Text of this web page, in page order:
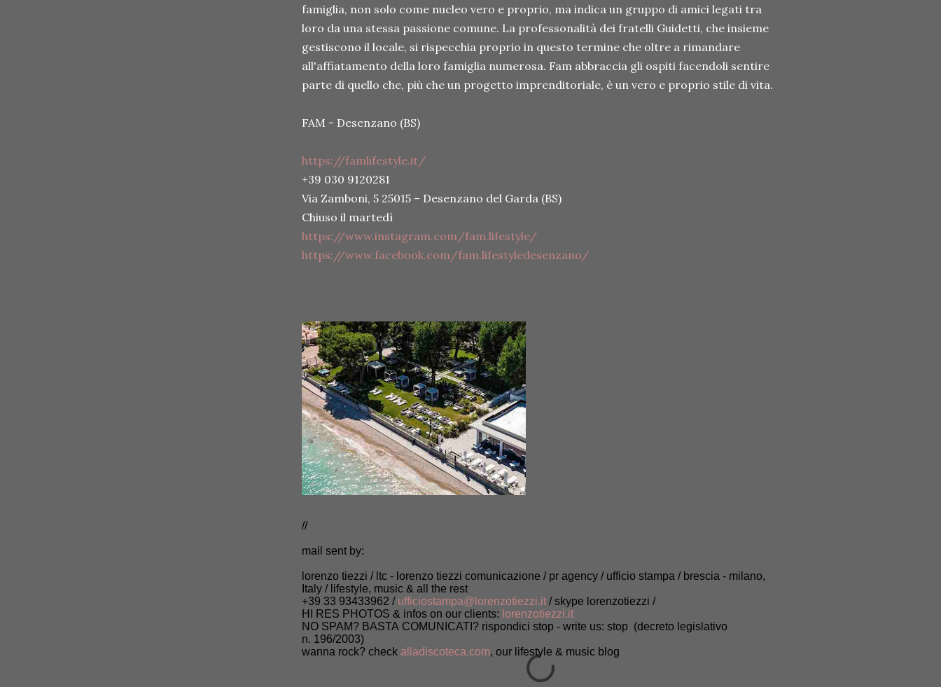
famiglia, non solo come nucleo vero e proprio, ma indica un gruppo di amici legati tra
loro da una stessa passione comune. La professonalità dei fratelli Guidetti, che insieme
gestiscono il locale, si rispecchia proprio in questo termine che oltre a rimandare
all'affiatamento della loro famiglia numerosa. Fam abbraccia gli ospiti facendoli sentire
parte di quello che, più che un progetto imprenditoriale, è un vero e proprio stile di vita.
FAM - Desenzano (BS)
https://famlifestyle.it/
+39 030 9120281
Via Zamboni, 5 25015 – Desenzano del Garda (BS)
Chiuso il martedì
https://www.instagram.com/fam.lifestyle/
https://www.facebook.com/fam.lifestyledesenzano/
//
mail sent by:
lorenzo tiezzi / ltc - lorenzo tiezzi comunicazione / pr agency / ufficio stampa / brescia - milano,
Italy / lifestyle, music & all the rest
+39 33 93433962 / ufficiostampa@lorenzotiezzi.it / skype lorenzotiezzi /
HI RES PHOTOS & infos on our clients: lorenzotiezzi.it
NO SPAM? BASTA COMUNICATI? rispondici stop - write us: stop (decreto legislativo
n. 196/2003)
wanna rock? check alladiscoteca.com, our lifestyle & music blog